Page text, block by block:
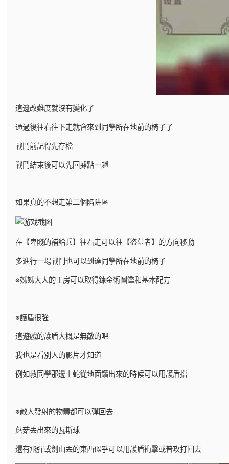
這邊改難度就沒有變化了
通過後往右往下走就會來到同學所在地前的椅子了
戰鬥前記得先存檔
戰鬥結束後可以先回據點一趟
如果真的不想走第二個陷阱區
在【卑賤的補給兵】往右走可以往【盜墓者】的方向移動
多進行一場戰鬥也可以到達同學所在地前的椅子
※姊姊大人的工房可以取得鍊金術圖鑑和基本配方
※護盾很強
這遊戲的護盾大概是無敵的吧
我也是看別人的影片才知道
例如救同學那邊土蛇從地面鑽出來的時候可以用護盾擋
※敵人發射的物體都可以彈回去
蘑菇丟出來的瓦斯球
還有飛彈或劍山丟的東西似乎可以用護盾衝擊或普攻打回去